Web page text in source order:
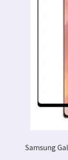
Samsung